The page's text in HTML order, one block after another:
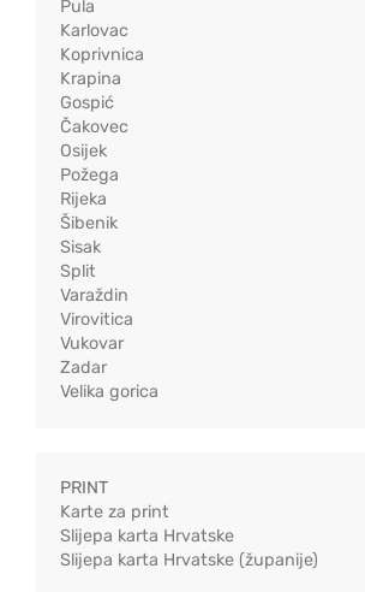
Pula
Karlovac
Koprivnica
Krapina
Gospić
Čakovec
Osijek
Požega
Rijeka
Šibenik
Sisak
Split
Varaždin
Virovitica
Vukovar
Zadar
Velika gorica
PRINT
Karte za print
Slijepa karta Hrvatske
Slijepa karta Hrvatske (županije)